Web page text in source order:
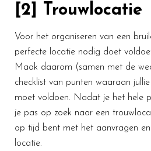
[2] Trouwlocatie
Voor het organiseren van een
perfecte locatie nodig doet
Maak daarom (samen met de
checklist van punten waaraan
moet voldoen. Nadat je het hele
je pas op zoek naar een
op tijd bent met het aanvragen
locatie.